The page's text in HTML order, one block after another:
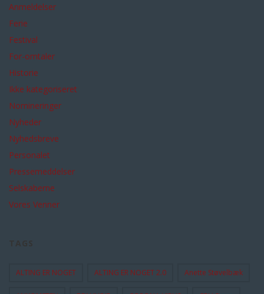
Anmeldelser
Ferie
Festival
For-omtaler
Historie
Ikke kategoriseret
Nomineringer
Nyheder
Nyhedsbreve
Personalet
Pressemeddelser
Selskaberne
Vores Venner
ALTING ER NOGET ALTING ER NOGET 2.0 Anette Støvelbæk